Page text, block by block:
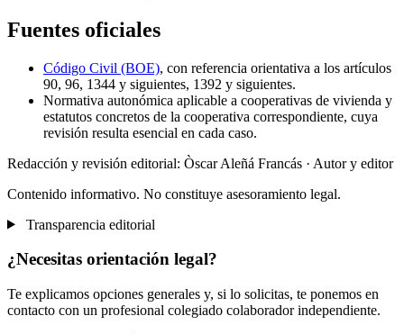
Fuentes oficiales
Código Civil (BOE), con referencia orientativa a los artículos
90, 96, 1344 y siguientes, 1392 y siguientes.
Normativa autonómica aplicable a cooperativas de vivienda y
estatutos concretos de la cooperativa correspondiente, cuya
revisión resulta esencial en cada caso.
Redacción y revisión editorial: Òscar Aleñá Francás · Autor y editor
Contenido informativo. No constituye asesoramiento legal.
Transparencia editorial
¿Necesitas orientación legal?
Te explicamos opciones generales y, si lo solicitas, te ponemos en
contacto con un profesional colegiado colaborador independiente.